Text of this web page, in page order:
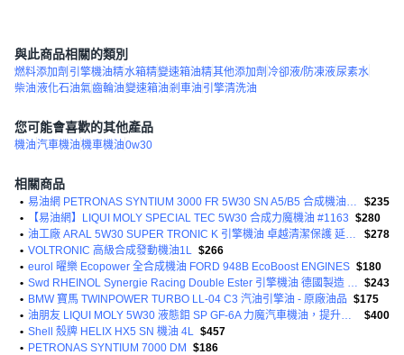
與此商品相關的類別
燃料添加劑 引擎機油精水箱精變速箱油精其他添加劑 冷卻液/防凍液尿素水
柴油液化石油氣齒輪油變速箱油剎車油 引擎清洗油
您可能會喜歡的其他產品
機油汽車機油機車機油0w30
相關商品
• 易油網 PETRONAS SYNTIUM 3000 FR 5W30 SN A5/B5 合成機油 FORD適用 913D
$235
•
【易油網】LIQUI MOLY SPECIAL TEC 5W30 合成力魔機油 #1163 $280
•
油工廠 ARAL 5W30 SUPER TRONIC K 引擎機油 卓越清潔保護 延長引擎壽命
$278
• VOLTRONIC 高級合成發動機油1L $266
• eurol 曜樂 Ecopower 全合成機油 FORD 948B EcoBoost ENGINES $180
•
Swd RHEINOL Synergie Racing Double Ester 引擎機油 德國製造 ACEA A3/B4 API SN/CF $243
• BMW 寶馬 TWINPOWER TURBO LL-04 C3 汽油引擎油 - 原廠油品 $175
•
油朋友 LIQUI MOLY 5W30 液態鉬 SP GF-6A 力魔汽車機油，提升引擎性能，減少摩擦，德國原裝進口
$400
• Shell 殼牌 HELIX HX5 SN 機油 4L $457
• PETRONAS SYNTIUM 7000 DM
$186